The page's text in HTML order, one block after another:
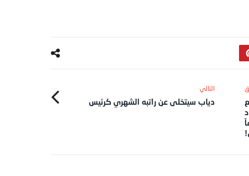
دياب سيتخلى عن راتبه الشهري كرئيس